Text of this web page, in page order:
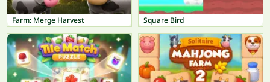
Farm: Merge Harvest Square Bird